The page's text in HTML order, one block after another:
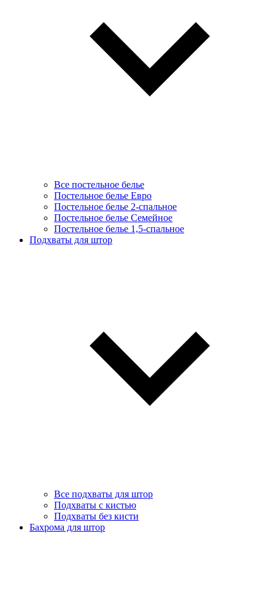
Все постельное белье
Постельное белье Евро
Постельное белье 2-спальное
Постельное белье Семейное
Постельное белье 1,5-спальное
Подхваты для штор
Все подхваты для штор
Подхваты с кистью
Подхваты без кисти
Бахрома для штор